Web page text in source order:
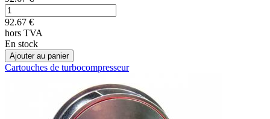
92.67 €
hors TVA
En stock
Ajouter au panier
Cartouches de turbocompresseur